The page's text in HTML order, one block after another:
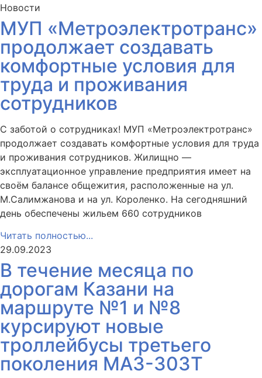
Новости
МУП «Метроэлектротранс»
продолжает создавать
комфортные условия для
труда и проживания
сотрудников
С заботой о сотрудниках! МУП «Метроэлектротранс»
продолжает создавать комфортные условия для труда
и проживания сотрудников. Жилищно —
эксплуатационное управление предприятия имеет на
своём балансе общежития, расположенные на ул.
М.Салимжанова и на ул. Короленко. На сегодняшний
день обеспечены жильем 660 сотрудников
Читать полностью...
29.09.2023
В течение месяца по
дорогам Казани на
маршруте №1 и №8
курсируют новые
троллейбусы третьего
поколения МАЗ-303Т